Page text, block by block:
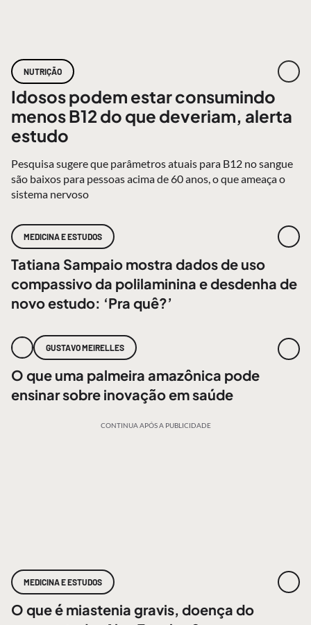
NUTRIÇÃO
Idosos podem estar consumindo
menos B12 do que deveriam, alerta
estudo
Pesquisa sugere que parâmetros atuais para B12 no sangue
são baixos para pessoas acima de 60 anos, o que ameaça o
sistema nervoso
MEDICINA E ESTUDOS
Tatiana Sampaio mostra dados de uso
compassivo da polilaminina e desdenha de
novo estudo: ‘Pra quê?’
GUSTAVO MEIRELLES
O que uma palmeira amazônica pode
ensinar sobre inovação em saúde
CONTINUA APÓS A PUBLICIDADE
MEDICINA E ESTUDOS
O que é miastenia gravis, doença do